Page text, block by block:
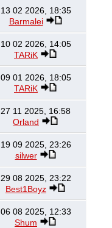
13 02 2026, 18:35
Barmalei
10 02 2026, 14:05
TARiK
09 01 2026, 18:05
TARiK
27 11 2025, 16:58
Orland
19 09 2025, 23:26
silwer
29 08 2025, 23:22
Best1Boyz
06 08 2025, 12:33
Shum